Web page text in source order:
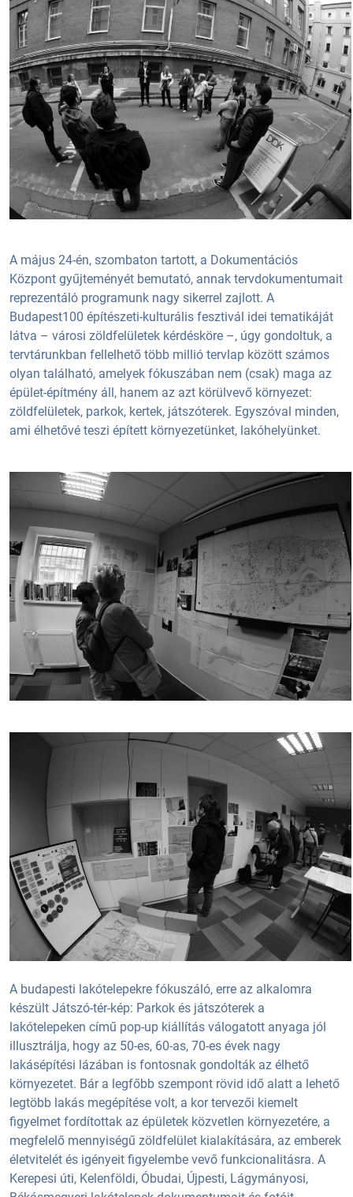
A május 24-én, szombaton tartott, a Dokumentációs
Központ gyűjteményét bemutató, annak tervdokumentumait
reprezentáló programunk nagy sikerrel zajlott. A
Budapest100 építészeti-kulturális fesztivál idei tematikáját
látva – városi zöldfelületek kérdésköre –, úgy gondoltuk, a
tervtárunkban fellelhető több millió tervlap között számos
olyan található, amelyek fókuszában nem (csak) maga az
épület-építmény áll, hanem az azt körülvevő környezet:
zöldfelületek, parkok, kertek, játszóterek. Egyszóval minden,
ami élhetővé teszi épített környezetünket, lakóhelyünket.
A budapesti lakótelepekre fókuszáló, erre az alkalomra
készült Játszó-tér-kép: Parkok és játszóterek a
lakótelepeken című pop-up kiállítás válogatott anyaga jól
illusztrálja, hogy az 50-es, 60-as, 70-es évek nagy
lakásépítési lázában is fontosnak gondolták az élhető
környezetet. Bár a legfőbb szempont rövid idő alatt a lehető
legtöbb lakás megépítése volt, a kor tervezői kiemelt
figyelmet fordítottak az épületek közvetlen környezetére, a
megfelelő mennyiségű zöldfelület kialakítására, az emberek
életvitelét és igényeit figyelembe vevő funkcionalitásra. A
Kerepesi úti, Kelenföldi, Óbudai, Újpesti, Lágymányosi,